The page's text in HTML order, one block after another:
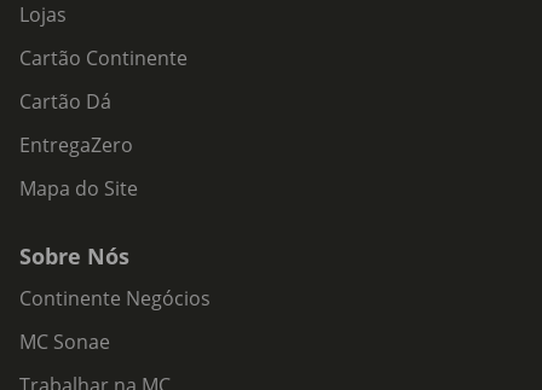
Lojas
Cartão Continente
Cartão Dá
EntregaZero
Mapa do Site
Sobre Nós
Continente Negócios
MC Sonae